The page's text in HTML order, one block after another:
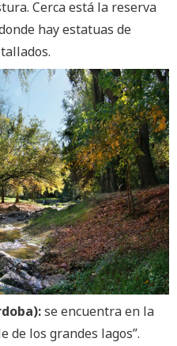
Cerca está la reserva
hay estatuas de
se encuentra en la
de los grandes lagos”.